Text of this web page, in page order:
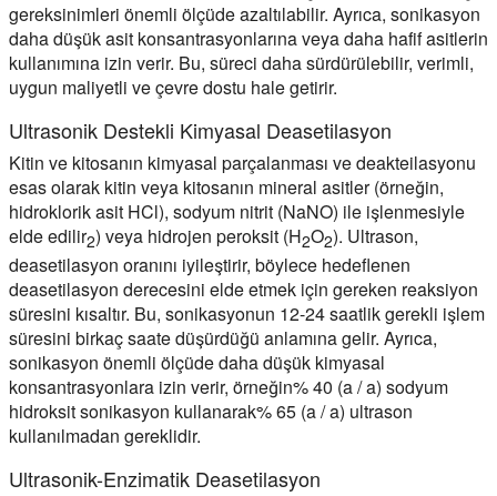
gereksinimleri önemli ölçüde azaltılabilir. Ayrıca, sonikasyon
daha düşük asit konsantrasyonlarına veya daha hafif asitlerin
kullanımına izin verir. Bu, süreci daha sürdürülebilir, verimli,
uygun maliyetli ve çevre dostu hale getirir.
Ultrasonik Destekli Kimyasal Deasetilasyon
Kitin ve kitosanın kimyasal parçalanması ve deakteilasyonu
esas olarak kitin veya kitosanın mineral asitler (örneğin,
hidroklorik asit HCl), sodyum nitrit (NaNO) ile işlenmesiyle
elde edilir2) veya hidrojen peroksit (H2O2). Ultrason,
deasetilasyon oranını iyileştirir, böylece hedeflenen
deasetilasyon derecesini elde etmek için gereken reaksiyon
süresini kısaltır. Bu, sonikasyonun 12-24 saatlik gerekli işlem
süresini birkaç saate düşürdüğü anlamına gelir. Ayrıca,
sonikasyon önemli ölçüde daha düşük kimyasal
konsantrasyonlara izin verir, örneğin% 40 (a / a) sodyum
hidroksit sonikasyon kullanarak% 65 (a / a) ultrason
kullanılmadan gereklidir.
Ultrasonik-Enzimatik Deasetilasyon